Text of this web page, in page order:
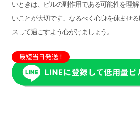
いときは、ピルの副作用である可能性を理
いことが大切です。なるべく心身を休ませ
スして過ごすよう心がけましょう。